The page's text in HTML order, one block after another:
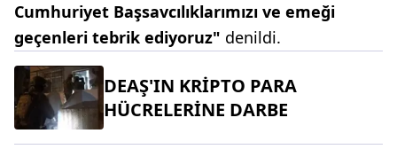
Cumhuriyet Başsavcılıklarımızı ve emeği
geçenleri tebrik ediyoruz" denildi.
DEAŞ'IN KRİPTO PARA
HÜCRELERİNE DARBE